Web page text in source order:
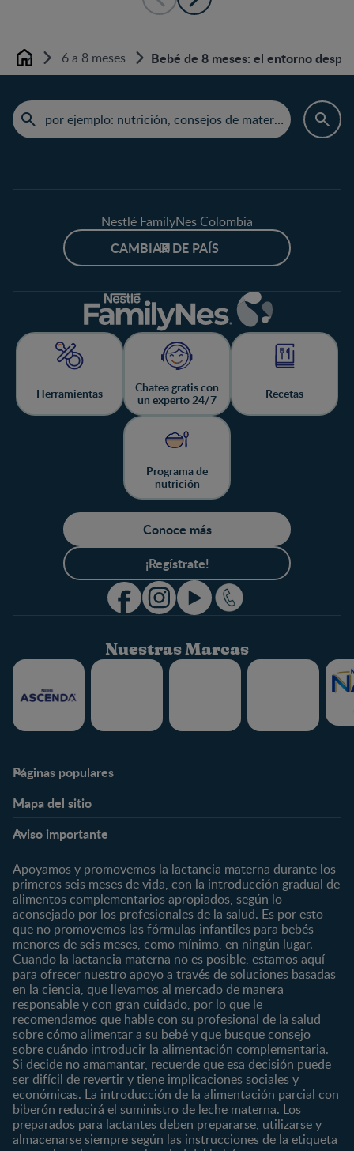
Home 6 a 8 meses Bebé de 8 meses: el entorno
Nestlé FamilyNes Colombia
CAMBIAR DE PAÍS
Herramientas
Chatea gratis con
un experto 24/7
Recetas
Programa de
nutrición
Conoce más
¡Regístrate!
Nuestras Marcas
Páginas populares
Expertos en Nutrición
Preguntas Frecuentes
¿Quiénes somos?
Marcas y productos
Nuestros Productos
Nuestras Marcas
Mapa del sitio
Preconcepción
Embarazo
Posparto
0 a 4 meses
4 a 6 meses
6 a 8 meses
8 a 12 meses
12 a 24 meses
Desde 2 años
Preescolar
Escolar
Nutrición
Salud
Maternidad
Paternidad
Vida en familia
Marcas
CERELAC®
GERBER®
KLIM®
Productos
Cereales Infantiles
Compotas y galletas
Fórmulas Infantiles
Aviso importante
Apoyamos y promovemos la lactancia materna durante los
primeros seis meses de vida, con la introducción gradual de
alimentos complementarios apropiados, según lo
aconsejado por los profesionales de la salud. Es por esto
que no promovemos las fórmulas infantiles para bebés
menores de seis meses, como mínimo, en ningún lugar.
Cuando la lactancia materna no es posible, estamos aquí
para ofrecer nuestro apoyo a través de soluciones basadas
en la ciencia, que llevamos al mercado de manera
responsable y con gran cuidado, por lo que le
recomendamos que hable con su profesional de la salud
sobre cómo alimentar a su bebé y que busque consejo
sobre cuándo introducir la alimentación complementaria.
Si decide no amamantar, recuerde que esa decisión puede
ser difícil de revertir y tiene implicaciones sociales y
económicas. La introducción de la alimentación parcial con
biberón reducirá el suministro de leche materna. Los
preparados para lactantes deben prepararse, utilizarse y
almacenarse siempre según las instrucciones de la etiqueta